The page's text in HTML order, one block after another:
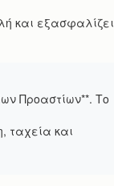
και εξασφαλίζει
Προαστίων**. Το
ταχεία και